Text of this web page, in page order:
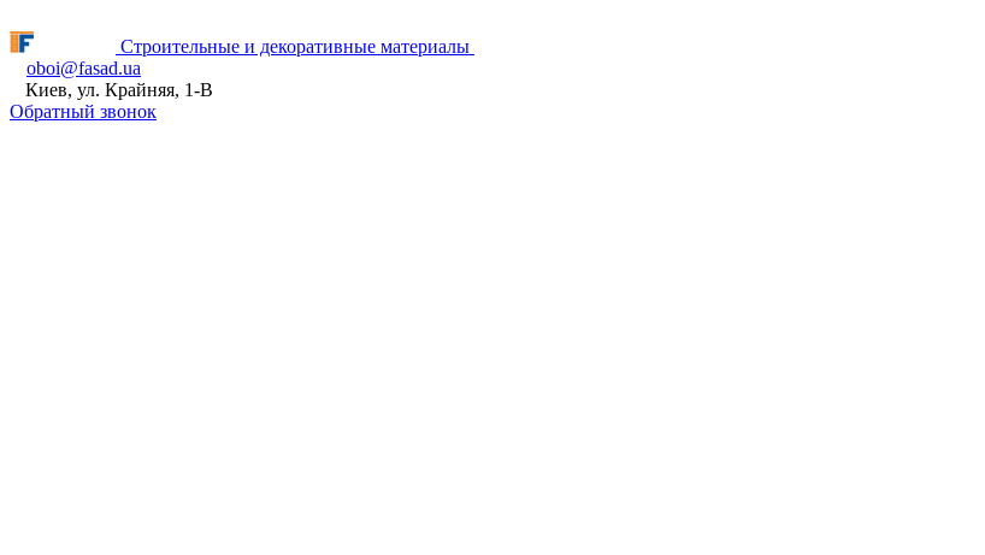
Строительные и декоративные материалы
oboi@fasad.ua
Киев, ул. Крайняя, 1-В
Обратный звонок